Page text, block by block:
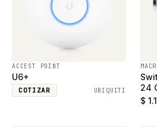
ACCEST POINT
U6+
COTIZAR UBIQUITI
24
$